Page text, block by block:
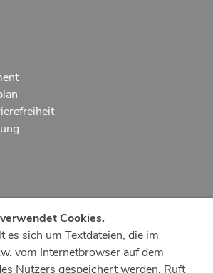
116 117
Cookies.
es sich um Textdateien, die im
vom Internetbrowser auf dem
Nutzers gespeichert werden. Ruft